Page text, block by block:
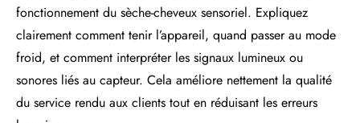
fonctionnement du sèche-cheveux sensoriel. Expliquez
clairement comment tenir l’appareil, quand passer au mode
froid, et comment interpréter les signaux lumineux ou
sonores liés au capteur. Cela améliore nettement la qualité
du service rendu aux clients tout en réduisant les erreurs